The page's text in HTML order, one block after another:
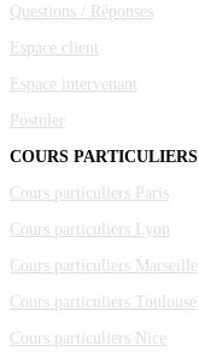
Questions / Réponses
Espace client
Espace intervenant
Postuler
COURS PARTICULIERS
Cours particuliers Paris
Cours particuliers Lyon
Cours particuliers Marseille
Cours particuliers Toulouse
Cours particuliers Nice